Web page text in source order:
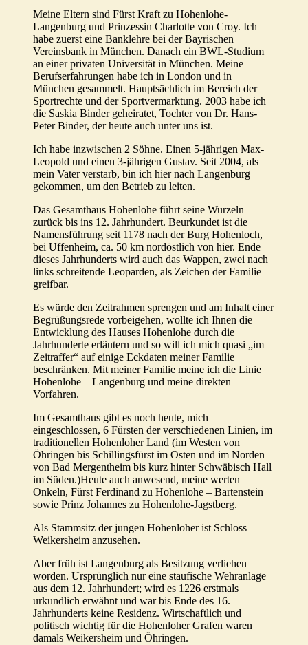
Meine Eltern sind Fürst Kraft zu Hohenlohe-
Langenburg und Prinzessin Charlotte von Croy. Ich
habe zuerst eine Banklehre bei der Bayrischen
Vereinsbank in München. Danach ein BWL-Studium
an einer privaten Universität in München. Meine
Berufserfahrungen habe ich in London und in
München gesammelt. Hauptsächlich im Bereich der
Sportrechte und der Sportvermarktung. 2003 habe ich
die Saskia Binder geheiratet, Tochter von Dr. Hans-
Peter Binder, der heute auch unter uns ist.
Ich habe inzwischen 2 Söhne. Einen 5-jährigen Max-
Leopold und einen 3-jährigen Gustav. Seit 2004, als
mein Vater verstarb, bin ich hier nach Langenburg
gekommen, um den Betrieb zu leiten.
Das Gesamthaus Hohenlohe führt seine Wurzeln
zurück bis ins 12. Jahrhundert. Beurkundet ist die
Namensführung seit 1178 nach der Burg Hohenloch,
bei Uffenheim, ca. 50 km nordöstlich von hier. Ende
dieses Jahrhunderts wird auch das Wappen, zwei nach
links schreitende Leoparden, als Zeichen der Familie
greifbar.
Es würde den Zeitrahmen sprengen und am Inhalt einer
Begrüßungsrede vorbeigehen, wollte ich Ihnen die
Entwicklung des Hauses Hohenlohe durch die
Jahrhunderte erläutern und so will ich mich quasi „im
Zeitraffer“ auf einige Eckdaten meiner Familie
beschränken. Mit meiner Familie meine ich die Linie
Hohenlohe – Langenburg und meine direkten
Vorfahren.
Im Gesamthaus gibt es noch heute, mich
eingeschlossen, 6 Fürsten der verschiedenen Linien, im
traditionellen Hohenloher Land (im Westen von
Öhringen bis Schillingsfürst im Osten und im Norden
von Bad Mergentheim bis kurz hinter Schwäbisch Hall
im Süden.)Heute auch anwesend, meine werten
Onkeln, Fürst Ferdinand zu Hohenlohe – Bartenstein
sowie Prinz Johannes zu Hohenlohe-Jagstberg.
Als Stammsitz der jungen Hohenloher ist Schloss
Weikersheim anzusehen.
Aber früh ist Langenburg als Besitzung verliehen
worden. Ursprünglich nur eine staufische Wehranlage
aus dem 12. Jahrhundert; wird es 1226 erstmals
urkundlich erwähnt und war bis Ende des 16.
Jahrhunderts keine Residenz. Wirtschaftlich und
politisch wichtig für die Hohenloher Grafen waren
damals Weikersheim und Öhringen.